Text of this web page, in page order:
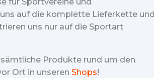
auf die komplette Lieferkette und
uns nur auf die Sportart
Produkte rund um den
Ort in unseren Shops!